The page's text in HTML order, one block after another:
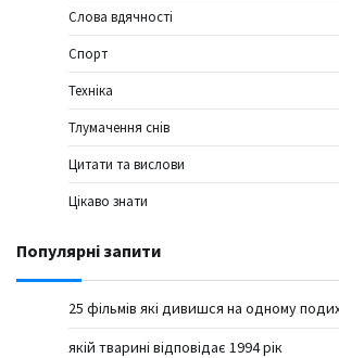
Слова вдячності
Спорт
Техніка
Тлумачення снів
Цитати та вислови
Цікаво знати
Популярні запити
25 фільмів які дивишся на одному
якій тварині відповідає 1994 рік